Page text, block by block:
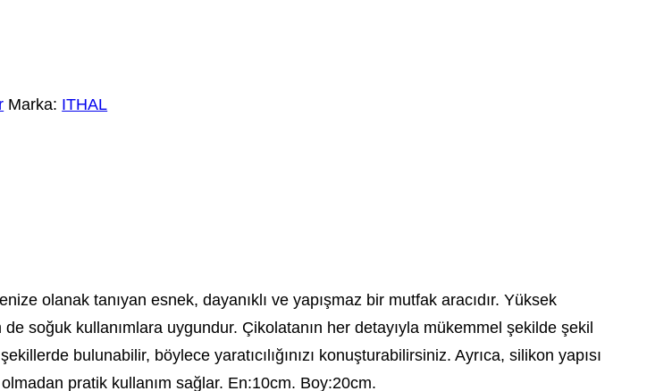
Marka: ITHAL
olanak tanıyan esnek, dayanıklı ve yapışmaz bir mutfak aracıdır. Yüksek
soğuk kullanımlara uygundur. Çikolatanın her detayıyla mükemmel şekilde şekil
bulunabilir, böylece yaratıcılığınızı konuşturabilirsiniz. Ayrıca, silikon yapısı
pratik kullanım sağlar. En:10cm. Boy:20cm.